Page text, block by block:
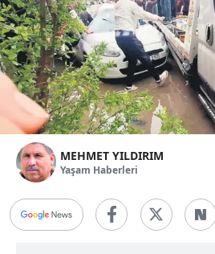
MEHMET YILDIRIM
Yaşam Haberleri